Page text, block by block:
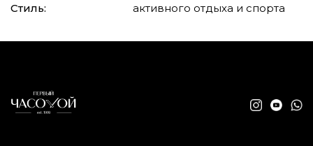
Стиль:
активного отдыха и спорта